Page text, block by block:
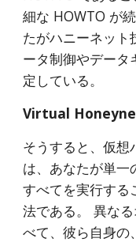
細な HOWTO が
たがハニーネッ
ータ制御やデータ
定している。
Virtual
そうすると、仮想
は、あなたが単一
すべてを実行する
法である。 異な
べて、彼ら自身の